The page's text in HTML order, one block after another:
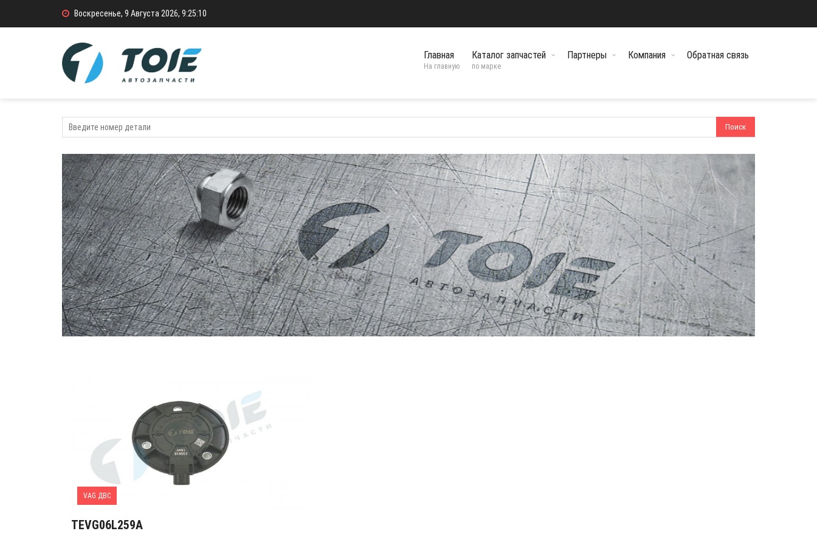
Воскресенье, 9 Августа 2026, 9:25:11
Главная
На главную
Каталог запчастей
по марке
Партнеры Компания Обратная связь
VAG ДВС
TEVG06L259A